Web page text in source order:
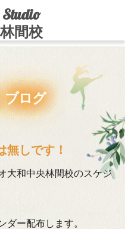
間校
ブログ
無しです！
大和中央林間校のスケジ
ダー配布します。